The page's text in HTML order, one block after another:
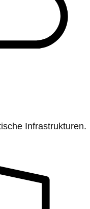
Infrastrukturen.